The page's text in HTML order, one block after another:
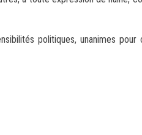
politiques, unanimes pour